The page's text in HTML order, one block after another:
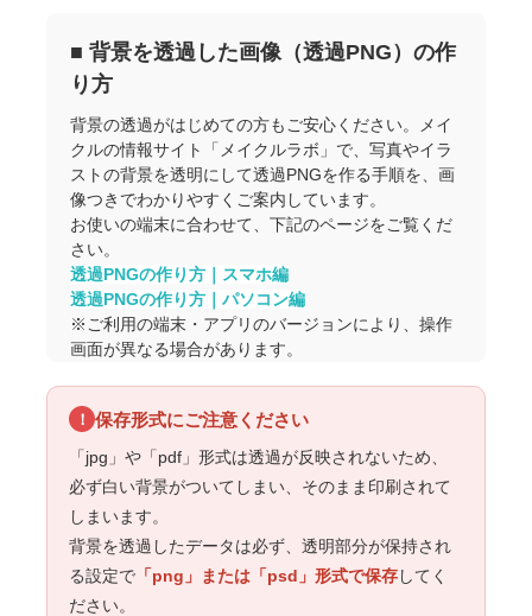
■ 背景を透過した画像（透過PNG）の作
り方
背景の透過がはじめての方もご安心ください。メイ
クルの情報サイト「メイクルラボ」で、写真やイラ
ストの背景を透明にして透過PNGを作る手順を、画
像つきでわかりやすくご案内しています。
お使いの端末に合わせて、下記のページをご覧くだ
さい。
透過PNGの作り方｜スマホ編
透過PNGの作り方｜パソコン編
※ご利用の端末・アプリのバージョンにより、操作
画面が異なる場合があります。
！ 保存形式にご注意ください
「jpg」や「pdf」形式は透過が反映されないため、
必ず白い背景がついてしまい、そのまま印刷されて
しまいます。
背景を透過したデータは必ず、透明部分が保持され
る設定で 「png」または「psd」形式で保存してく
ださい。